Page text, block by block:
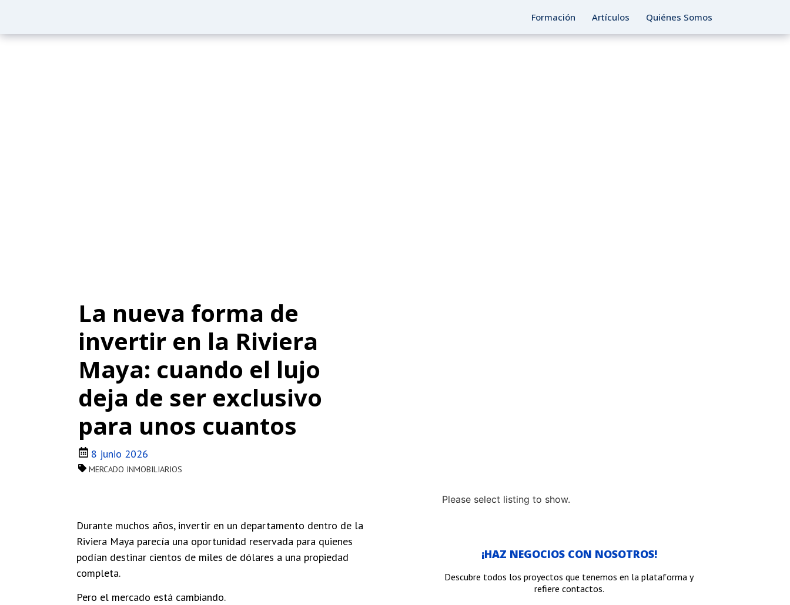
Formación Artículos Quiénes Somos
La nueva forma de
invertir en la Riviera
Maya: cuando el lujo
deja de ser exclusivo
para unos cuantos
8 junio 2026
MERCADO INMOBILIARIOS
Durante muchos años, invertir en un departamento dentro de la
Riviera Maya parecía una oportunidad reservada para quienes
podían destinar cientos de miles de dólares a una propiedad
completa.
Pero el mercado está cambiando.
Please select listing to show.
¡HAZ NEGOCIOS CON NOSOTROS!
Descubre todos los proyectos que tenemos en la plataforma y
refiere contactos.